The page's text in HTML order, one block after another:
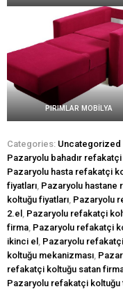
PIRIMLAR MOBİLYA
Categories: Uncategorized
Pazaryolu bahadır
Pazaryolu hasta refakatçi
fiyatları Pazaryolu hastane
koltuğu fiyatları Pazaryolu
2.el
Pazaryolu refakatçi
firma Pazaryolu refakatçi
ikinci el
Pazaryolu
koltuğu mekanizması
refakatçi koltuğu satan
Pazaryolu refakatçi